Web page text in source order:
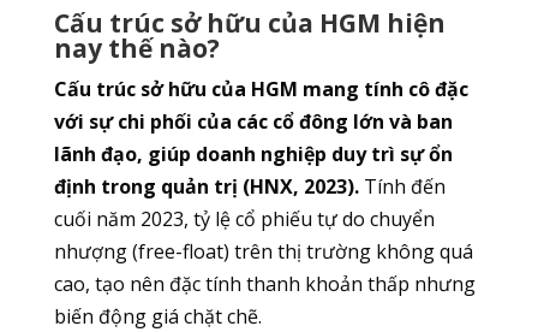
Cấu trúc sở hữu của HGM hiện
nay thế nào?
Cấu trúc sở hữu của HGM mang tính cô đặc
với sự chi phối của các cổ đông lớn và ban
lãnh đạo, giúp doanh nghiệp duy trì sự ổn
định trong quản trị (HNX, 2023).Tính đến
cuối năm 2023, tỷ lệ cổ phiếu tự do chuyển
nhượng (free-float) trên thị trường không quá
cao, tạo nên đặc tính thanh khoản thấp nhưng
biến động giá chặt chẽ.